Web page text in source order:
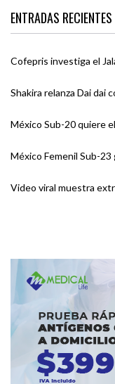
ENTRADAS RECIENTES
Cofepris investiga el
Shakira relanza Dai dai
México Sub-20 quiere
México Femenil Sub-
Video viral muestra